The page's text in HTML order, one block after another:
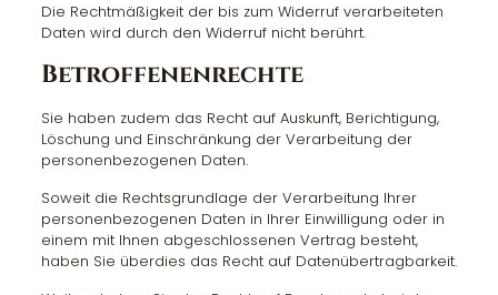
Die Rechtmäßigkeit der bis zum Widerruf verarbeiteten
Daten wird durch den Widerruf nicht berührt.
Betroffenenrechte
Sie haben zudem das Recht auf Auskunft, Berichtigung,
Löschung und Einschränkung der Verarbeitung der
personenbezogenen Daten.
Soweit die Rechtsgrundlage der Verarbeitung Ihrer
personenbezogenen Daten in Ihrer Einwilligung oder in
einem mit Ihnen abgeschlossenen Vertrag besteht,
haben Sie überdies das Recht auf Datenübertragbarkeit.